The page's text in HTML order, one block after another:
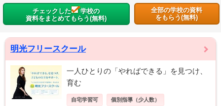
チェックした
学校の
資料をまとめてもらう(無料)
全部の学校の資料
をもらう(無料)
明光フリースクール
一人ひとりの「やればできる」を見つけ、
育む
自宅学習可 個別指導（少人数）